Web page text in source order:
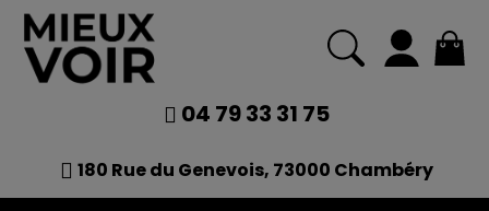
04 79 33 31 75
180 Rue du Genevois, 73000 Chambéry